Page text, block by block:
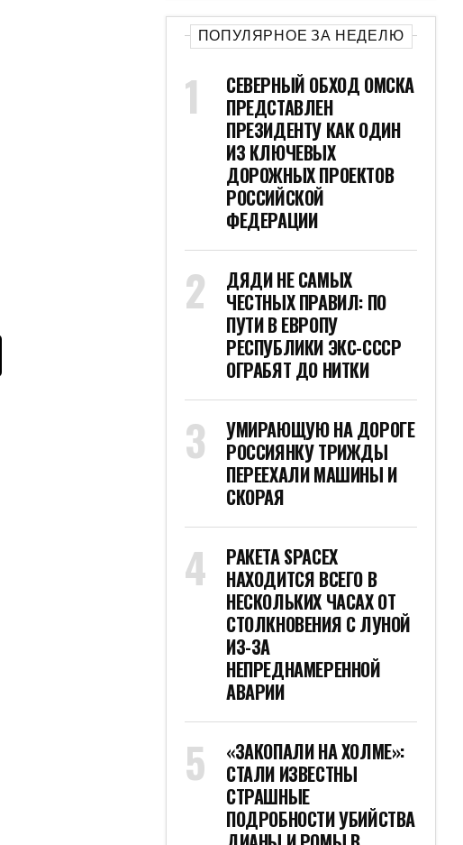
ПОПУЛЯРНОЕ ЗА НЕДЕЛЮ
СЕВЕРНЫЙ ОБХОД ОМСКА
ПРЕДСТАВЛЕН
ПРЕЗИДЕНТУ КАК ОДИН
ИЗ КЛЮЧЕВЫХ
ДОРОЖНЫХ ПРОЕКТОВ
РОССИЙСКОЙ
ФЕДЕРАЦИИ
ДЯДИ НЕ САМЫХ
ЧЕСТНЫХ ПРАВИЛ: ПО
ПУТИ В ЕВРОПУ
РЕСПУБЛИКИ ЭКС-СССР
ОГРАБЯТ ДО НИТКИ
УМИРАЮЩУЮ НА ДОРОГЕ
РОССИЯНКУ ТРИЖДЫ
ПЕРЕЕХАЛИ МАШИНЫ И
СКОРАЯ
РАКЕТА SPACEX
НАХОДИТСЯ ВСЕГО В
НЕСКОЛЬКИХ ЧАСАХ ОТ
СТОЛКНОВЕНИЯ С ЛУНОЙ
ИЗ-ЗА
НЕПРЕДНАМЕРЕННОЙ
АВАРИИ
«ЗАКОПАЛИ НА ХОЛМЕ»:
СТАЛИ ИЗВЕСТНЫ
СТРАШНЫЕ
ПОДРОБНОСТИ УБИЙСТВА